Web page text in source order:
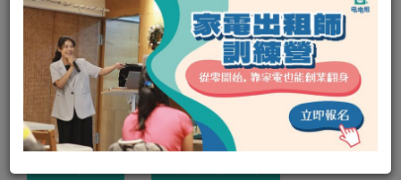
冷暖空調
E大發電 0 0
租金: 平日 500（週二租週五還，共可使用四天）/
週末 700（週六租隔週一還，共可使用三天）
押金: 0元